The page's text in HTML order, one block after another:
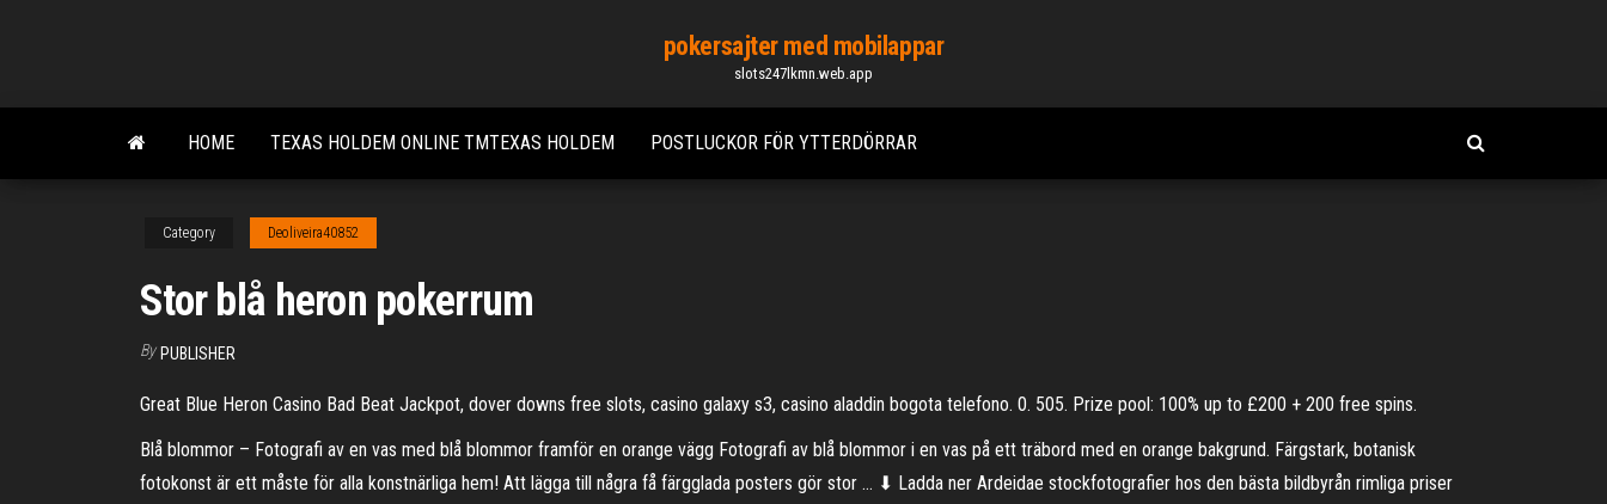
content
pokersajter med mobilappar
slots247lkmn.web.app
HOME TEXAS HOLDEM ONLINE TMTEXAS HOLDEM POSTLUCKOR FÖR YTTERDÖRRAR
Category Deoliveira40852
Stor blå heron pokerrum
By PUBLISHER
Great Blue Heron Casino Bad Beat Jackpot, dover downs free slots, casino galaxy s3, casino aladdin bogota telefono. 0. 505. Prize pool: 100% up to £200 + 200 free spins.
Blå blommor – Fotografi av en vas med blå blommor framför en orange vägg Fotografi av blå blommor i en vas på ett träbord med en orange bakgrund. Färgstark, botanisk
fotokonst är ett måste för alla konstnärliga hem! Att lägga till några få färgglada posters gör stor … ⬇ Ladda ner Ardeidae stockfotografier hos den bästa bildbyrån rimliga priser